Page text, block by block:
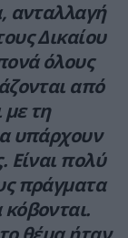
ανταλλαγή
Δικαίου
όλους
από
τη
υπάρχουν
Είναι πολύ
πράγματα